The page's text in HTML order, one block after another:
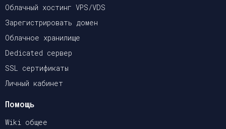
Облачный хостинг VPS/VDS
Зарегистрировать домен
Облачное хранилище
Dedicated сервер
SSL сертификаты
Личный кабинет
Помощь
Wiki общее